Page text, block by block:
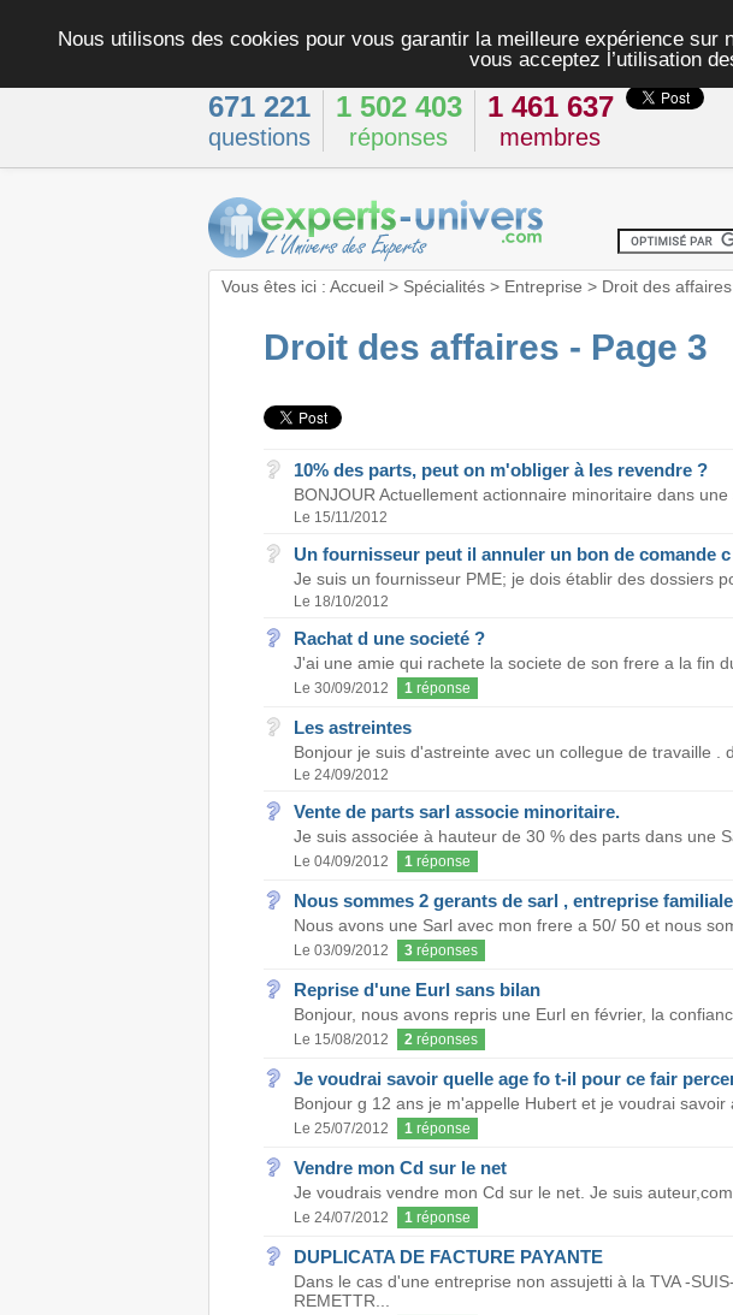
Nous utilisons des cookies pour vous garantir la meilleure expérience
vous acceptez l’utilisation
671 221
questions
1 502 403
réponses
1 461 637
membres
Vous êtes ici : Accueil> Spécialités> Entreprise > Droit des affaires
Droit des affaires - Page 3
10% des parts, peut on m'obliger à les revendre ?
BONJOUR Actuellement actionnaire minoritaire dans une
Le 15/11/2012
Un fournisseur peut il annuler un bon de comande c
Je suis un fournisseur PME; je dois établir des dossiers
Le 18/10/2012
Rachat d une societé ?
J'ai une amie qui rachete la societe de son frere a la fin
Le 30/09/2012 1réponse
Les astreintes
Bonjour je suis d'astreinte avec un collegue de travaille .
Le 24/09/2012
Vente de parts sarl associe minoritaire.
Je suis associée à hauteur de 30 % des parts dans une
Le 04/09/2012 1réponse
Nous sommes 2 gerants de sarl , entreprise familiale
Nous avons une Sarl avec mon frere a 50/ 50 et nous
Le 03/09/2012 3réponses
Reprise d'une Eurl sans bilan
Bonjour, nous avons repris une Eurl en février, la
Le 15/08/2012 2réponses
Je voudrai savoir quelle age fo t-il pour ce fair
Bonjour g 12 ans je m'appelle Hubert et je voudrai savoir
Le 25/07/2012 1réponse
Vendre mon Cd sur le net
Je voudrais vendre mon Cd sur le net. Je suis
Le 24/07/2012 1réponse
DUPLICATA DE FACTURE PAYANTE
Dans le cas d'une entreprise non assujetti à la TVA -
REMETTR...